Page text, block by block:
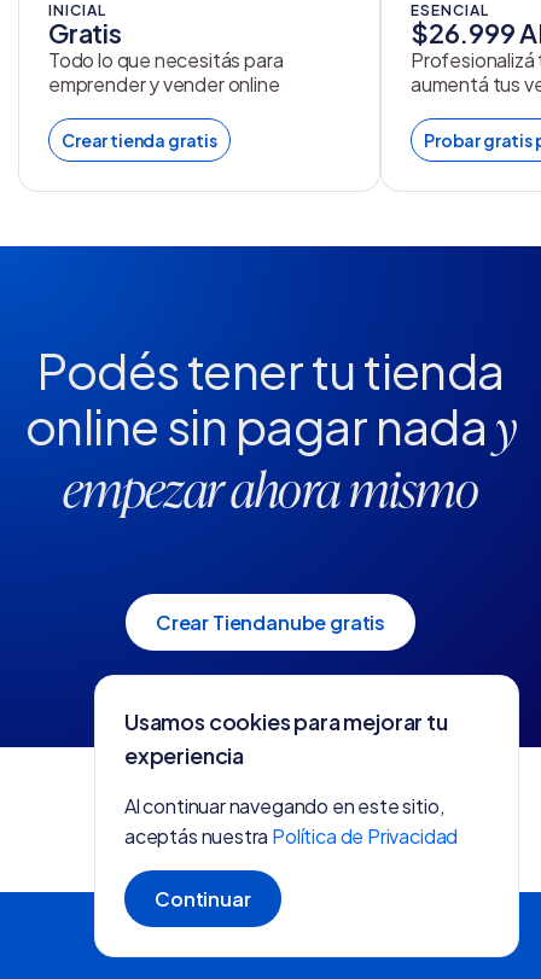
Usamos cookies para mejorar tu
experiencia
Al continuar navegando en este sitio,
aceptás nuestra Política de Privacidad
Continuar
INICIAL
Gratis
Todo lo que necesitás para
emprender y vender online
Crear tienda gratis
ESENCIAL
$26.999
aumentá tus
Probar gratis
Podés tener tu tienda
onlinesin pagar nada y
empezar ahora mismo
Crear Tiendanube gratis
Crear tienda gratis